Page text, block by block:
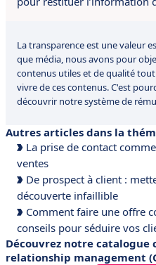
La transparence est une valeur
que média, nous avons pour
contenus utiles et de qualité
vivre de ces contenus. C'est
découvrir notre système de
Autres articles dans la
La prise de contact
ventes
De prospect à client :
découverte infaillible
Comment faire une offre
conseils pour séduire vos
Découvrez notre catalogue
relationship management